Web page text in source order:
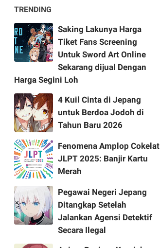
TRENDING
Saking Lakunya Harga
Tiket Fans Screening
Untuk Sword Art Online
Sekarang dijual Dengan
Harga Segini Loh
4 Kuil Cinta di Jepang
untuk Berdoa Jodoh di
Tahun Baru 2026
Fenomena Amplop Cokelat
JLPT 2025: Banjir Kartu
Merah
Pegawai Negeri Jepang
Ditangkap Setelah
Jalankan Agensi Detektif
Secara Ilegal